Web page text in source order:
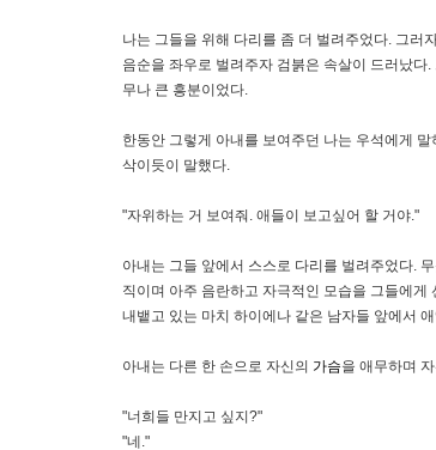
나는 그들을 위해 다리를 좀 더 벌려주었다. 그러
음순을 좌우로 벌려주자 검붉은 속살이 드러났
무나 큰 흥분이었다.
한동안 그렇게 아내를 보여주던 나는 우석에게
삭이듯이 말했다.
"자위하는 거 보여줘. 애들이 보고싶어 할 거야."
아내는 그들 앞에서 스스로 다리를 벌려주었다.
직이며 아주 음란하고 자극적인 모습을 그들에게
내뱉고 있는 마치 하이에나 같은 남자들 앞에서
아내는 다른 한 손으로 자신의 가슴을 애무하며
"너희들 만지고 싶지?"
"네."